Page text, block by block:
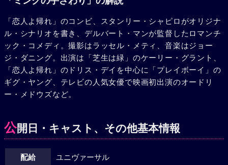
寝かしておくようにと言って帰った。フィリップはくさって
マンハッタンに戻る。キャシーはキャシーで野暮な臆病心で
病気になったのが口惜しい。田舎娘でない証拠を見せようと
彼女は、前回のやり直しを計画した。自分が先にバーミュー
ダへ行き、例のホテルへフィリップを呼んだ。彼を待つ間の
不安から酒を飲みすぎ、フィリップが来たころは前後不覚で
バルコニーから落ち、手首に怪我をした。ニューヨークに戻
ようと決心する。一方、フィリップの会計相談役ロージャー
も2人を結婚させようと画策。この計画は図に当って2人はゴ
今度はフィリップが神経を使いすぎて吹出物ができる始末。
「恋人よ帰れ」のコンビ、スタンリー・シャピロがオリジナ
ル・シナリオを書き、デルバート・マンが監督したロマンチ
ック・コメディ。撮影はラッセル・メティ、音楽はジョー
ジ・ダニング。出演は「芝生は緑」のケーリー・グラント、
「恋人よ帰れ」のドリス・デイを中心に「プレイボーイ」の
ギグ・ヤング、テレビの人気女優で映画初出演のオードリ
ー・メドウズなど。
公開日・キャスト、その他基本情報
配給 ユニヴァーサル